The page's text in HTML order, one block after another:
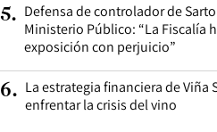
5. Defensa de controlador de
Ministerio Público: “La Fiscalía
exposición con perjuicio”
6. La estrategia financiera de Viña
enfrentar la crisis del vino